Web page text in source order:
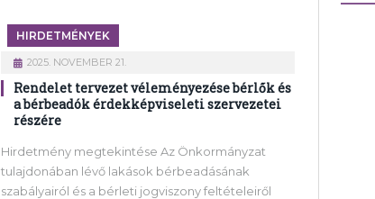
HIRDETMÉNYEK
2025. NOVEMBER 21.
Rendelet tervezet véleményezése bérlők és
a bérbeadók érdekképviseleti szervezetei
részére
Hirdetmény megtekintése Az Önkormányzat
tulajdonában lévő lakások bérbeadásának
szabályairól és a bérleti jogviszony feltételeiről